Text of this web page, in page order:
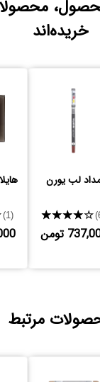
خریده‌اند
لب یورن
★★★★★
تومن
(1)
مرتبط